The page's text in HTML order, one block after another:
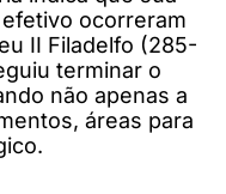
ocorreram
II Filadelfo (285-
terminar o
não apenas a
áreas para